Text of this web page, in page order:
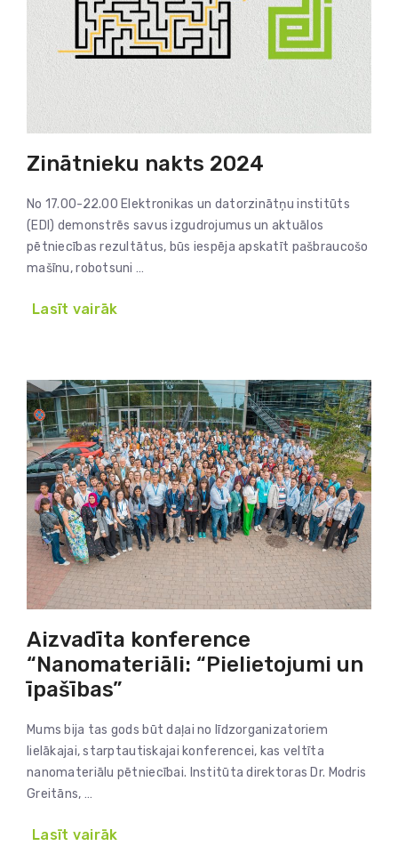
Zinātnieku nakts 2024
No 17.00-22.00 Elektronikas un datorzinātņu institūts
(EDI) demonstrēs savus izgudrojumus un aktuālos
pētniecības rezultātus, būs iespēja apskatīt pašbraucošo
mašīnu, robotsuni …
Lasīt vairāk
Aizvadīta konference
“Nanomateriāli: “Pielietojumi un
īpašības”
Mums bija tas gods būt daļai no līdzorganizatoriem
lielākajai, starptautiskajai konferencei, kas veltīta
nanomateriālu pētniecībai. Institūta direktoras Dr. Modris
Greitāns, …
Lasīt vairāk